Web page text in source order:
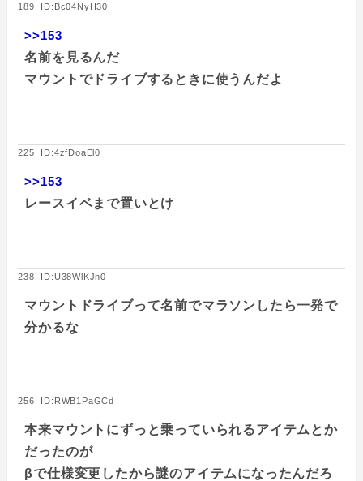
189: ID:Bc04NyH30
>>153
名前を見るんだ
マウントでドライブするときに使うんだよ
225: ID:4zfDoaEl0
>>153
レースイベまで置いとけ
238: ID:U38WlKJn0
マウントドライブって名前でマラソンしたら一発で
分かるな
256: ID:RWB1PaGCd
本来マウントにずっと乗っていられるアイテムとか
だったのが
βで仕様変更したから謎のアイテムになったんだろ